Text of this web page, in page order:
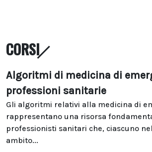
CORSI
Algoritmi di medicina di
professioni sanitarie
Gli algoritmi relativi alla medicina di
rappresentano una risorsa
professionisti sanitari che, ciascuno
ambito...